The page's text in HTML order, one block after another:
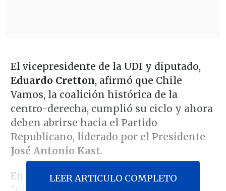
El vicepresidente de la UDI y diputado,
Eduardo Cretton, afirmó que Chile
Vamos, la coalición histórica de la
centro-derecha, cumplió su ciclo y ahora
deben abrirse hacia el Partido
Republicano, liderado por el Presidente
José Antonio Kast.
En El Primer Café, Cretton señaló que
LEER ARTICULO COMPLETO